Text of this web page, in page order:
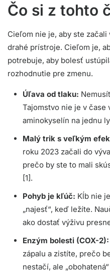
Čo si z tohto
Cieľom nie je, aby ste
drahé prístroje. Cieľom je,
potrebuje, aby bolesť
rozhodnutie pre zmenu.
Úľava od tlaku:
Tajomstvo nie je v čase
aminokyselín na jednu
Malý trik s veľkým
roku 2023 začali do
prečo by ste to mali
[1].
Pohyb je kľúč: Kĺb nie
„najesť“, keď ležíte.
ako dostať výživu
Enzým bolesti (COX-2):
zápalu a zistíte, prečo
nestačí, ale